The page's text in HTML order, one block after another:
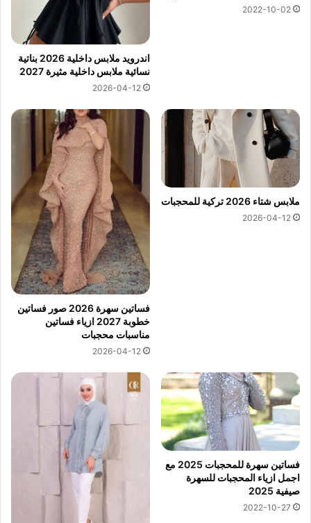
2022-10-02
اندرويد ملابس داخلية 2026 بناتية
نسائية ملابس داخلية مثيرة 2027
2026-04-12
ملابس شتاء 2026 تركية للمحجبات
2026-04-12
فساتين سهرة 2026 صور فساتين
خطوبة 2027 ازياء فساتين
مناسبات محجبات
2026-04-12
فساتين سهرة للمحجبات 2025 مع
اجمل ازياء المحجبات للسهرة
صيفية 2025
2022-10-27